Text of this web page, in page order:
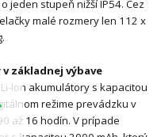
jeden stupeň nižší IP54. Cez
malé rozmery len 112 x
základnej výbave
Ion akumulátory s kapacitou
režime prevádzku v
až 16 hodín. V prípade